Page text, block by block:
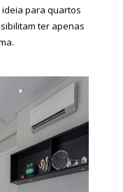
para quartos
ter apenas